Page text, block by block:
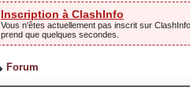
Inscription à ClashInfo
Vous n'êtes actuellement pas inscrit sur
prend que quelques secondes.
Forum